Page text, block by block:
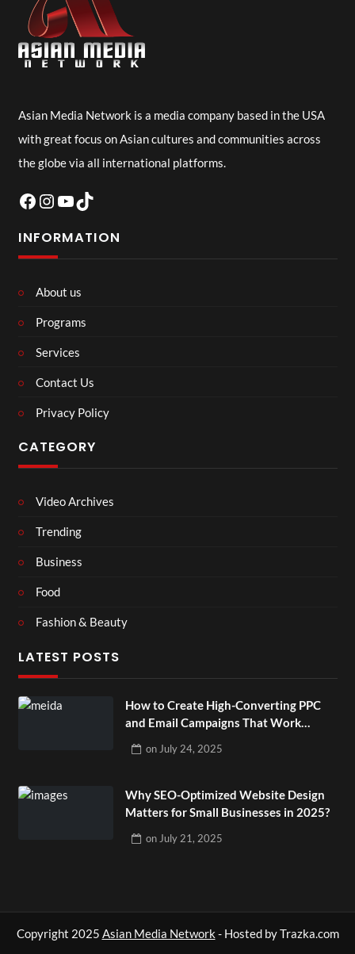
Asian Media Network is a media company based in the USA
with great focus on Asian cultures and communities across
the globe via all international platforms.
Facebook
Instagram
YouTube
TikTok
INFORMATION
About us
Programs
Services
Contact Us
Privacy Policy
CATEGORY
Video Archives
Trending
Business
Food
Fashion & Beauty
LATEST POSTS
How to Create High-Converting PPC
and Email Campaigns That Work
on July 24, 2025
Why SEO-Optimized Website Design
Matters for Small Businesses in 2025?
on July 21, 2025
Copyright 2025 Asian Media Network - Hosted by Trazka.com